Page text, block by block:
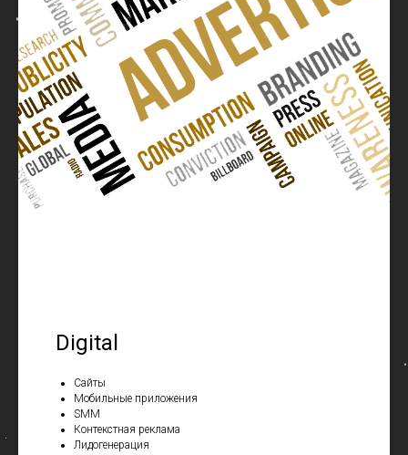
Digital
Сайты
Мобильные приложения
SMM
Контекстная реклама
Лидогенерация